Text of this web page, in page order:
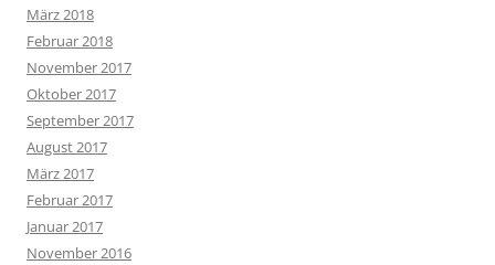
März 2018
Februar 2018
November 2017
Oktober 2017
September 2017
August 2017
März 2017
Februar 2017
Januar 2017
November 2016